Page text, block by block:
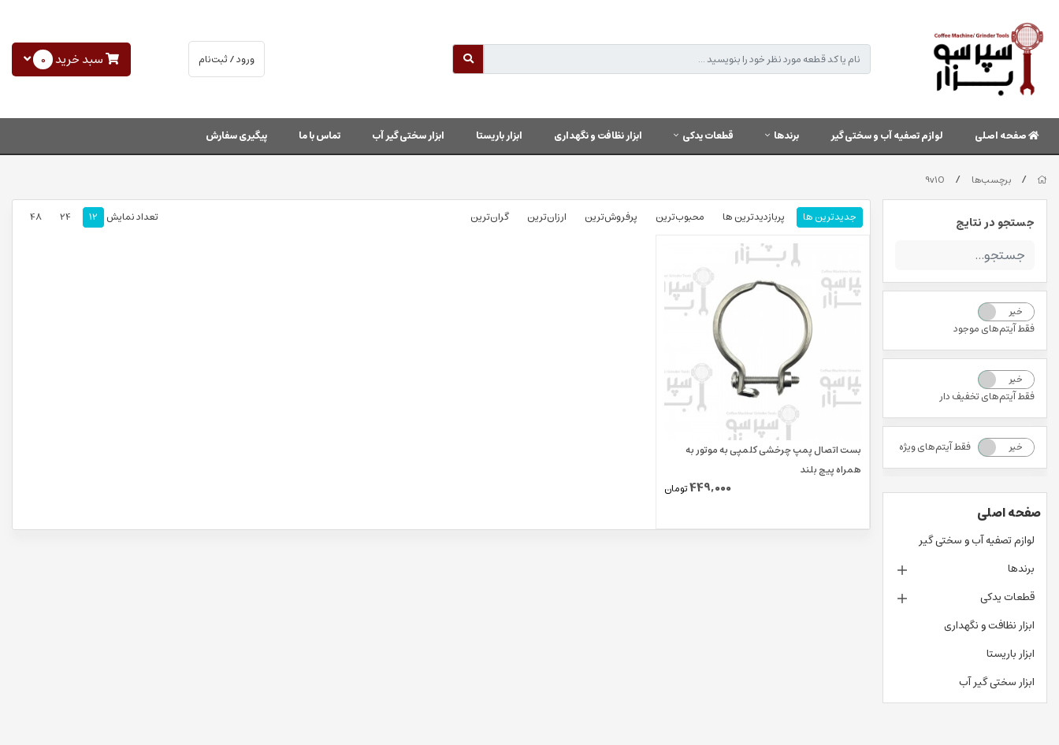
ورود / ثبت‌نام سبد خرید 0
صفحه اصلی لوازم تصفیه آب و سختی گیر برندها قطعات یدکی ابزار نظافت و نگهداری ابزار باریستا ابزار سختی گیر آب تماس با ما پیگیری سفارش
/ برچسب‌ها /
9v1O
جستجو در نتایج
خیر
فقط آیتم‌های موجود
خیر
فقط آیتم‌های تخفیف دار
بله خیر فقط آیتم‌های ویژه
صفحه اصلی
لوازم تصفیه آب و سختی گیر
برندها
قطعات یدکی
ابزار نظافت و نگهداری
ابزار باریستا
ابزار سختی گیر آب
جدیدترین ها پربازدیدترین ها محبوب‌‌ترین پرفروش‌ترین ارزان‌ترین گران‌ترین تعداد نمایش 12
24
48
بست اتصال پمپ چرخشی کلمپی به موتور به
همراه پیچ بلند
449,000تومان